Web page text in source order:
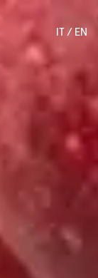
IT / EN